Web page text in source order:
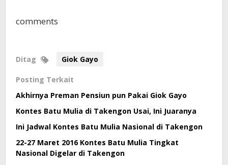
comments
Ditag Giok Gayo
Posting Terkait
Akhirnya Preman Pensiun pun Pakai Giok Gayo
Kontes Batu Mulia di Takengon Usai, Ini Juaranya
Ini Jadwal Kontes Batu Mulia Nasional di Takengon
22-27 Maret 2016 Kontes Batu Mulia Tingkat
Nasional Digelar di Takengon